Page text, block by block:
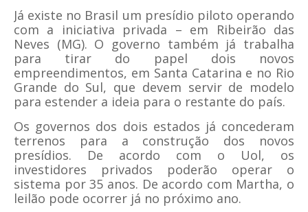
Já existe no Brasil um presídio piloto operando
com a iniciativa privada – em Ribeirão das
Neves (MG). O governo também já trabalha
para tirar do papel dois novos
empreendimentos, em Santa Catarina e no Rio
Grande do Sul, que devem servir de modelo
para estender a ideia para o restante do país.
Os governos dos dois estados já concederam
terrenos para a construção dos novos
presídios. De acordo com o Uol, os
investidores privados poderão operar o
sistema por 35 anos. De acordo com Martha, o
leilão pode ocorrer já no próximo ano.